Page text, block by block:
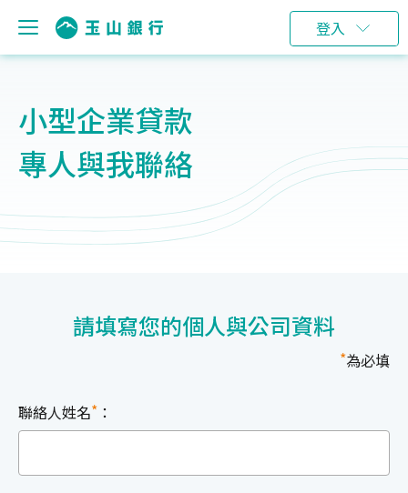
登入
小型企業貸款
專人與我聯絡
請填寫您的個人與公司資料
*為必填
聯絡人姓名* ：